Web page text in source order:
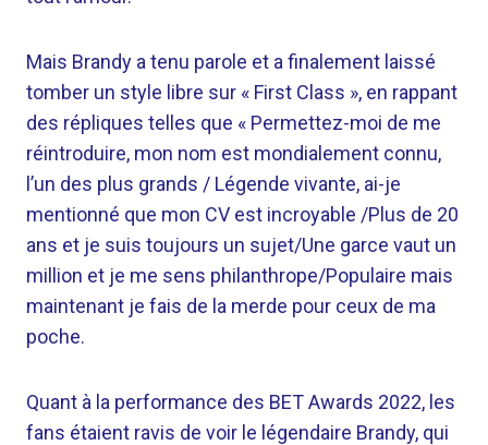
Mais Brandy a tenu parole et a finalement laissé
tomber un style libre sur « First Class », en rappant
des répliques telles que « Permettez-moi de me
réintroduire, mon nom est mondialement connu,
l’un des plus grands / Légende vivante, ai-je
mentionné que mon CV est incroyable /Plus de 20
ans et je suis toujours un sujet/Une garce vaut un
million et je me sens philanthrope/Populaire mais
maintenant je fais de la merde pour ceux de ma
poche.
Quant à la performance des BET Awards 2022, les
fans étaient ravis de voir le légendaire Brandy, qui